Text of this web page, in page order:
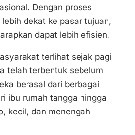
Dengan proses
dekat ke pasar tujuan,
dapat lebih efisien.
terlihat sejak pagi
telah terbentuk sebelum
berasal dari berbagai
ibu rumah tangga hingga
kecil, dan menengah